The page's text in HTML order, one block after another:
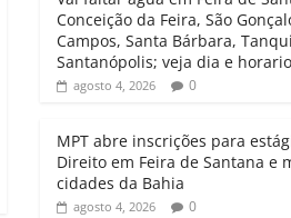
Conceição da Feira, São
Campos, Santa Bárbara,
Santanópolis; veja dia e horario
agosto 4, 2026 0
MPT abre inscrições para
Direito em Feira de Santana e
cidades da Bahia
agosto 4, 2026 0